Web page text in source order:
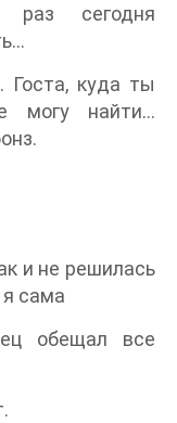
раз сегодня
Госта, куда ты
могу найти...
и не решилась
сама
обещал все